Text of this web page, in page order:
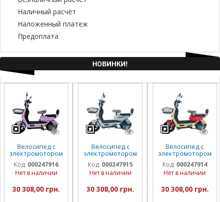
Наличный расчёт
Наложенный платеж
Предоплата
НОВИНКИ!
Велосипед с
электромотором
SPARK R8 14"
60V/800W/20Ah
LiFePO4
Код: 000247916
Нет в наличии
30 308,00 грн.
Велосипед с
электромотором
SPARK R8 14"
60V/800W/20Ah
LiFePO4 светло-
Код: 000247915
Нет в наличии
30 308,00 грн.
Велосипед с
электромотором
SPARK R8 14"
60V/800W/20Ah
LiFePO4
красным
Код: 000247914
Нет в наличии
30 308,00 грн.